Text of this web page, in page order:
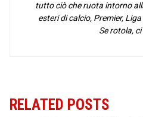
tutto ciò che ruota intorno
esteri di calcio, Premier,
Se rotola,
RELATED POSTS